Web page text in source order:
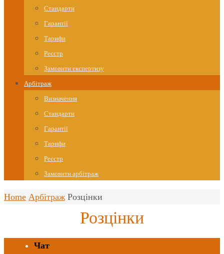
Стандарти
Гарантії
Тарифи
Реєстр
Замовити експертизу
Арбітраж
Визначення
Стандарти
Гарантії
Тарифи
Реєстр
Замовити арбітраж
Home Арбітраж Розцінки
Розцінки
Чат